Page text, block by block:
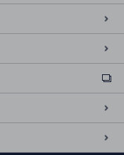
si
t
e
ext
e
r
n
al